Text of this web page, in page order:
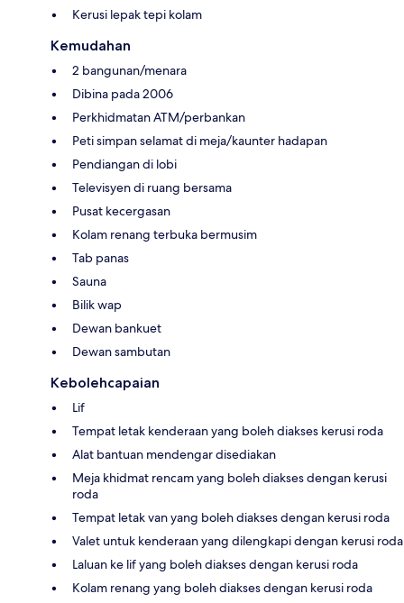
Kerusi lepak tepi kolam
Kemudahan
2 bangunan/menara
Dibina pada 2006
Perkhidmatan ATM/perbankan
Peti simpan selamat di meja/kaunter hadapan
Pendiangan di lobi
Televisyen di ruang bersama
Pusat kecergasan
Kolam renang terbuka bermusim
Tab panas
Sauna
Bilik wap
Dewan bankuet
Dewan sambutan
Kebolehcapaian
Lif
Tempat letak kenderaan yang boleh diakses kerusi roda
Alat bantuan mendengar disediakan
Meja khidmat rencam yang boleh diakses dengan kerusi
roda
Tempat letak van yang boleh diakses dengan kerusi roda
Valet untuk kenderaan yang dilengkapi dengan kerusi roda
Laluan ke lif yang boleh diakses dengan kerusi roda
Kolam renang yang boleh diakses dengan kerusi roda